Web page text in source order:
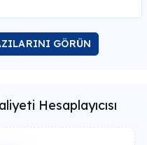
GÖRÜN
Hesaplayıcısı